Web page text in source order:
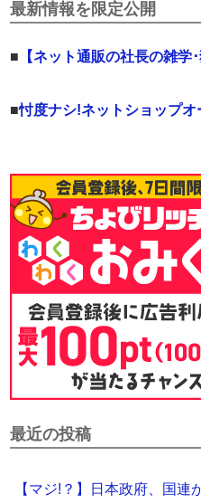
最新情報を限定公開
■ 【ネット通販の社長の雑学
■忖度ナシ!ネットショップ
最近の投稿
【マジ!？】日本政府、国